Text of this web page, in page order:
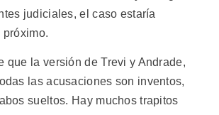
judiciales, el caso estaría
próximo.
que la versión de Trevi y Andrade,
las acusaciones son inventos,
sueltos. Hay muchos trapitos